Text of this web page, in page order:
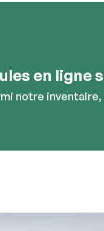
marques
cherchant des
une
conduite exclusive
en ligne
notre
ou